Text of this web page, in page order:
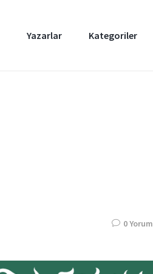
Yazarlar Kategoriler
0 Yorum